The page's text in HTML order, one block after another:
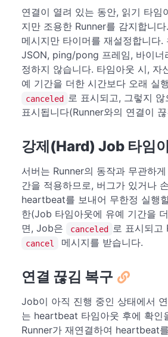
연결이 열려 있는 동안, 읽기 타임
지만 조용한 Runner를 감지합니
메시지만 타이머를 재설정합니다.
JSON, ping/pong 프레임, 바이너
정하지 않습니다. 타임아웃 시, 자
예 기간을 더한 시간보다 오래 실
canceled 로 표시되고, 그렇지 않
표시됩니다(Runner와의 연결이
강제(Hard) Job 타임
서버는 Runner의 동작과 무관하
간을 적용하므로, 버그가 있거나
heartbeat를 보내어 무한정 실행
한(Job 타임아웃에 유예 기간을
면, Job은
canceled 로 표시되고
cancel 메시지를 받습니다.
연결 끊김 복구
Job이 아직 진행 중인 상태에서
는 heartbeat 타임아웃 후에 확인
Runner가 재연결하여 heartbeat